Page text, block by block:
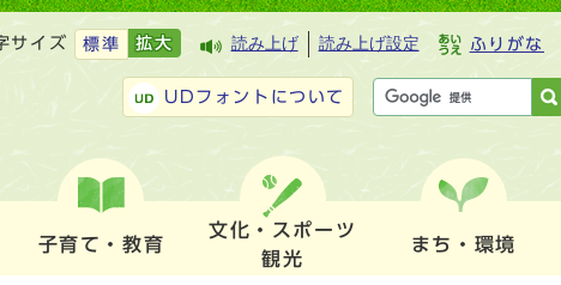
サイズ 標準 拡大 読み上げ 読み上げ設定 ふりがな
UDフォントについて
子育て・教育
文化・スポーツ
観光
まち・環境